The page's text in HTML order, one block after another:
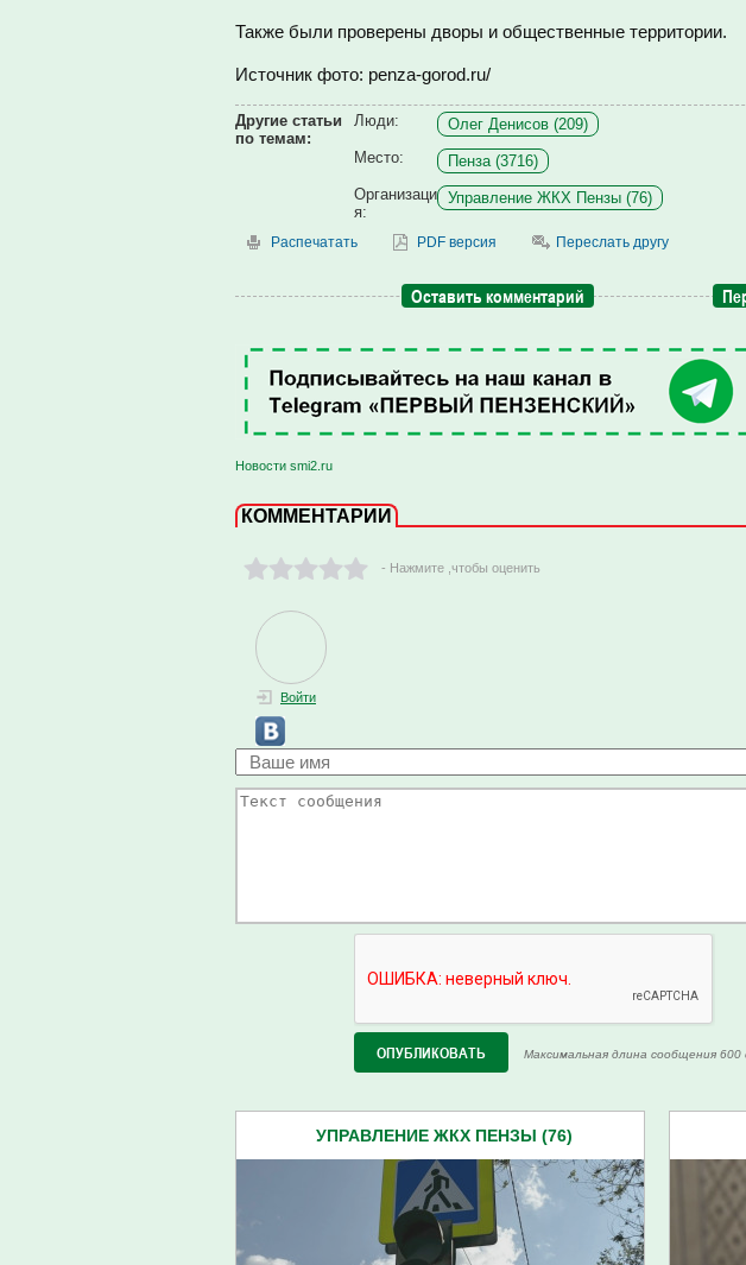
Также были проверены дворы и общественные территории.
Источник фото: penza-gorod.ru/
Другие статьи
по темам:
Люди:
Олег Денисов (209)
Место:
Пенза (3716)
Организаци
я:
Управление ЖКХ Пензы (76)
Распечатать PDF версия Переслать другу
Оставить комментарий
Новости smi2.ru
КОММЕНТАРИИ
- Нажмите ,чтобы оценить
Войти
Максимальная длина сообщения 600
УПРАВЛЕНИЕ ЖКХ ПЕНЗЫ (76)